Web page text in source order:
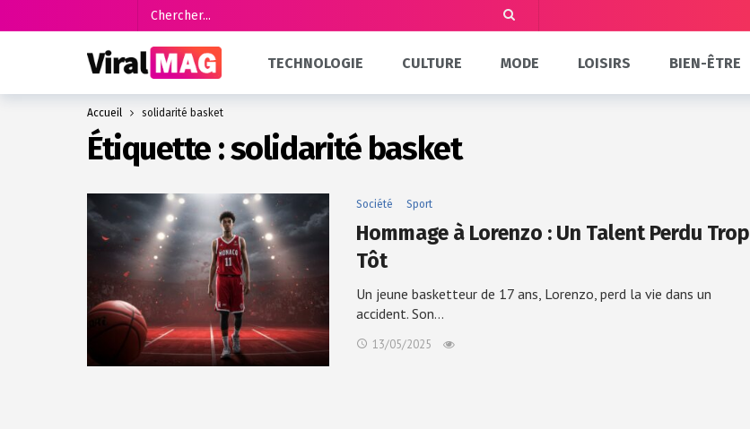
TECHNOLOGIE CULTURE MODE LOISIRS BIEN-ÊTRE
Accueil solidarité basket
Étiquette :solidarité basket
Société Sport
Hommage à Lorenzo : Un Talent Perdu Trop
Tôt
Un jeune basketteur de 17 ans, Lorenzo, perd la vie dans un
accident. Son…
13/05/2025